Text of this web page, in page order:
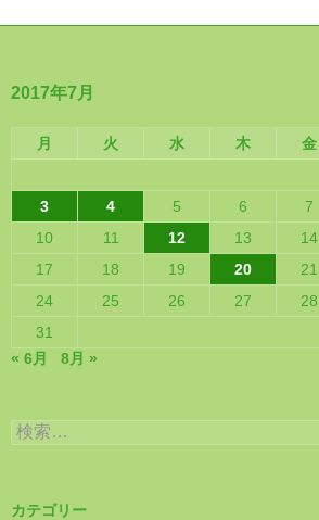
2017年7月
月 火 水 木 金
3
4 5 6 7
10
11 12 13 14
17
18 19 20 21
24
25 26 27 28
31
« 6月
8月 »
検
索:
カテゴリー